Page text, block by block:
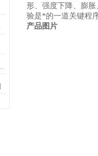
形、强度下降、膨
验是*的一道关键程
产品图片